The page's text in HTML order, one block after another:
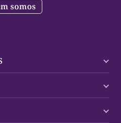
somos